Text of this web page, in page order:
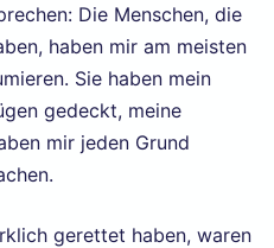
Die Menschen, die
haben mir am meisten
Sie haben mein
gedeckt, meine
mir jeden Grund
gerettet haben, waren